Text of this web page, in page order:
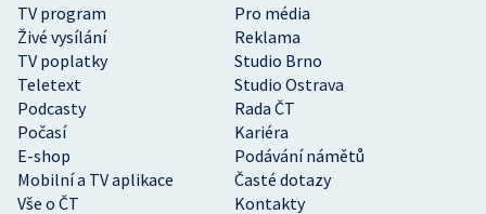
TV program
Pro média
Živé vysílání
Reklama
TV poplatky
Studio Brno
Teletext
Studio Ostrava
Podcasty
Rada ČT
Počasí
Kariéra
E-shop
Podávání námětů
Mobilní a TV aplikace
Časté dotazy
Vše o ČT
Kontakty